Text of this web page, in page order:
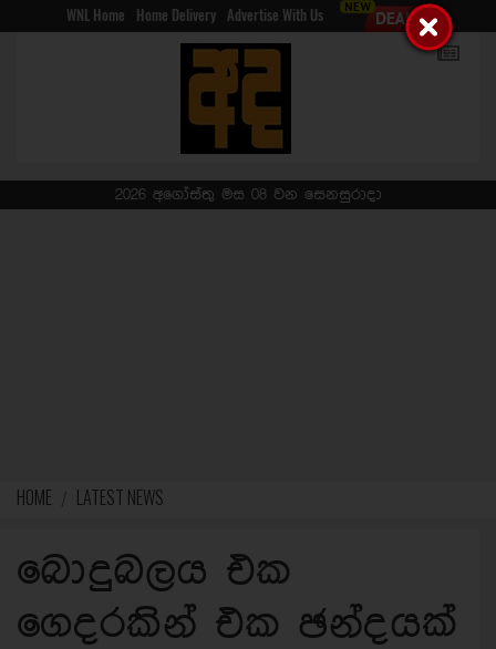
WNL Home Home Delivery Advertise With Us
2026 අගෝස්තු මස 08 වන සෙනසුරාදා
HOME LATEST NEWS
බොදුබලය එක
ගෙදරකින් එක ඡන්දයක්